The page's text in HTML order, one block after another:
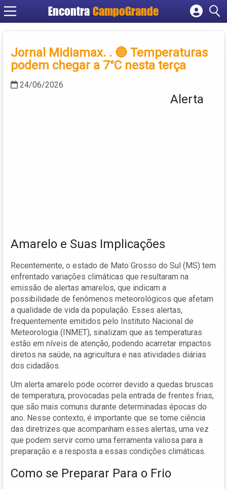
Encontra CampoGrande
Cadastrar empresa
Criar conta
Jornal Midiamax. . 🔵 Temperaturas
podem chegar a 7°C nesta terça
24/06/2026
Alerta
Amarelo e Suas Implicações
Recentemente, o estado de Mato Grosso do Sul (MS) tem
enfrentado variações climáticas que resultaram na
emissão de alertas amarelos, que indicam a
possibilidade de fenômenos meteorológicos que afetam
a qualidade de vida da população. Esses alertas,
frequentemente emitidos pelo Instituto Nacional de
Meteorologia (INMET), sinalizam que as temperaturas
estão em níveis de atenção, podendo acarretar impactos
diretos na saúde, na agricultura e nas atividades diárias
dos cidadãos.
Um alerta amarelo pode ocorrer devido a quedas bruscas
de temperatura, provocadas pela entrada de frentes frias,
que são mais comuns durante determinadas épocas do
ano. Nesse contexto, é importante que se tome ciência
das diretrizes que acompanham esses alertas, uma vez
que podem servir como uma ferramenta valiosa para a
preparação e a resposta a essas condições climáticas.
Como se Preparar Para o Frio